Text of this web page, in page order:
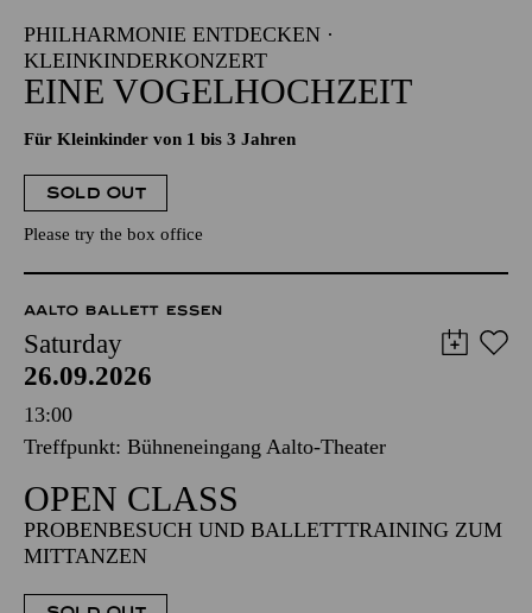
PHILHARMONIE ENTDECKEN ·
KLEINKINDERKONZERT
EINE VOGELHOCHZEIT
Für Kleinkinder von 1 bis 3 Jahren
SOLD OUT
Please try the box office
AALTO BALLETT ESSEN
Saturday
26.09.2026
13:00
Treffpunkt: Bühneneingang Aalto-Theater
OPEN CLASS
PROBENBESUCH UND BALLETTTRAINING ZUM
MITTANZEN